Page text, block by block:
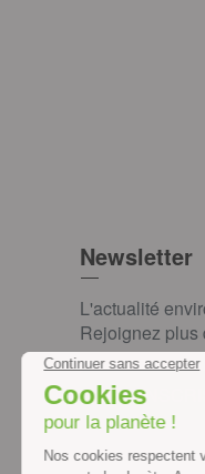
Newsletter
L'actualité
Rejoignez plus
JE M'INSCRIS